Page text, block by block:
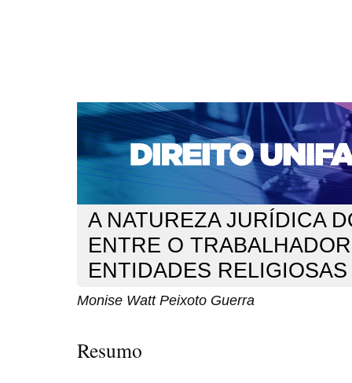
CAPA SOBRE ACESSO CADASTRO
NOTÍCIAS
EDIÇÕES DE Nº 1 A 100 WEBMAIL
Capa>n. 126 (2010) > Guerra
A NATUREZA JURÍDICA
ENTRE O
ENTIDADES RELIGIOSAS
Monise Watt Peixoto Guerra
Resumo